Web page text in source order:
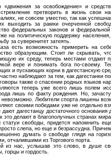
за освобождение» и
претворить в жизнь свои
не совсем уместно, так как
выходить за рамки очерченной
федеральных законов и
на политическую поддержку
за суверенитет затеять.
есть возможность примерить на
образующим. Стоит ли скрывать,
их среду, теперь местами отдают
вере и понимать бога по-своему.
и пускающих корни в дагестанскую
наблюдают за тем, как дагестанки
также о спасении родных языков
теперь уже всего лишь полем
лишь по факту рождения. Но,
Любители спорта лишены
своими победами уже не отдельно
дагестанцу достаточного основания
делают в благополучных странах мира.
свободы, придется напомнить
слепа, но еще и безрассудна. Причем
думать о свободе глядя на
отчалившими из Торгового порта.
из нас, услышав это слово, в душе
горцы и гордость.